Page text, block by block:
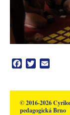
Facebook
Twitter
© 2016-2026
pedagogická Brno